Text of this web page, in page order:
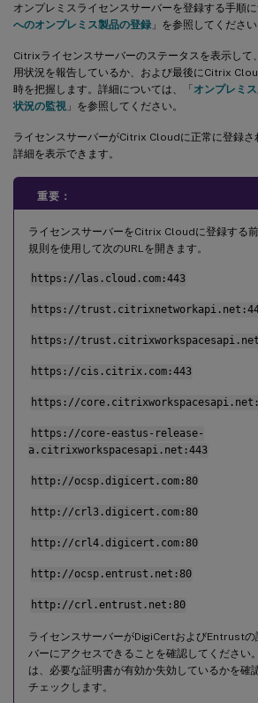
オンプレミスライセンスサーバーを登録する手順
へのオンプレミス製品の登録 」を参照してください
Citrixライセンスサーバーのステータスを表示して
用状況を報告しているか、および最後にCitrix
時を把握します。詳細については、「オンプレミ
状況の監視 」を参照してください。
ライセンスサーバーがCitrix Cloudに正常に登録
詳細を表示できます。
重要：
ライセンスサーバーをCitrix Cloudに登録する
規則を使用して次のURLを開きます。
https://las.cloud.com:443
https://
https://
https://cis.citrix.com:443
https://
https://core-eastus-release-
a.citrixworkspacesapi.net:443
http://ocsp.digicert.com:80
http://crl3.digicert.com:80
http://crl4.digicert.com:80
http://ocsp.entrust.net:80
http://crl.entrust.net:80
ライセンスサーバーがDigiCertおよびEntrustの
バーにアクセスできることを確認してください
は、必要な証明書が有効か失効しているかを確
チェックします。